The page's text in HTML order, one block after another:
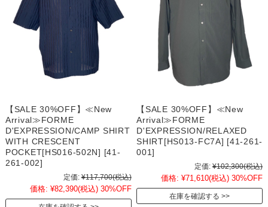
【SALE 30%OFF】≪New
Arrival≫FORME
D'EXPRESSION/CAMP SHIRT
WITH CRESCENT
POCKET[HS016-502N] [41-
261-002]
定価: ¥117,700(税込)
価格: ¥82,390(税込) 30%OFF
【SALE 30%OFF】≪New
Arrival≫FORME
D'EXPRESSION/RELAXED
SHIRT[HS013-FC7A] [41-261-
001]
定価: ¥102,300(税込)
価格: ¥71,610(税込) 30%OFF
在庫を確認する